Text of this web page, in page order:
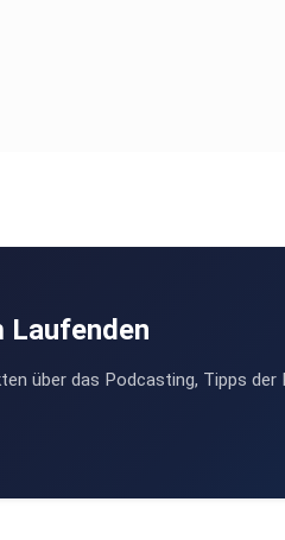
Laufenden
über das Podcasting, Tipps